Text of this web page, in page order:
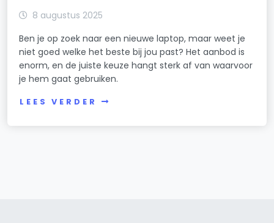
8 augustus 2025
Ben je op zoek naar een nieuwe laptop, maar weet je
niet goed welke het beste bij jou past? Het aanbod is
enorm, en de juiste keuze hangt sterk af van waarvoor
je hem gaat gebruiken.
LEES VERDER